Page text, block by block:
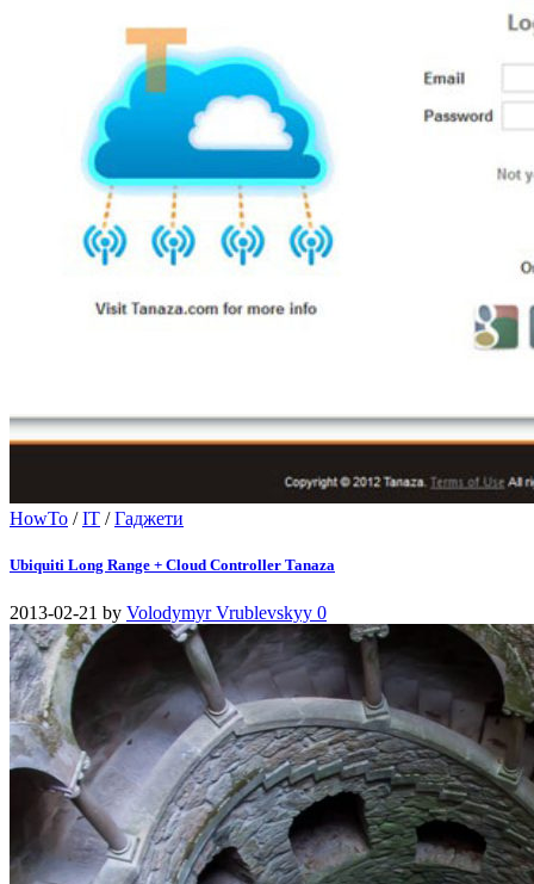
HowTo /IT /Гаджети
Ubiquiti Long Range + Cloud Controller Tanaza
2013-02-21 by Volodymyr Vrublevskyy 0